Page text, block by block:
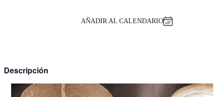
AÑADIR AL CALENDARIO
Descripción